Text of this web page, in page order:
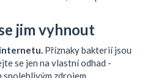
jim vyhnout
Příznaky bakterií jsou
se jen na vlastní odhad -
zdrojem.